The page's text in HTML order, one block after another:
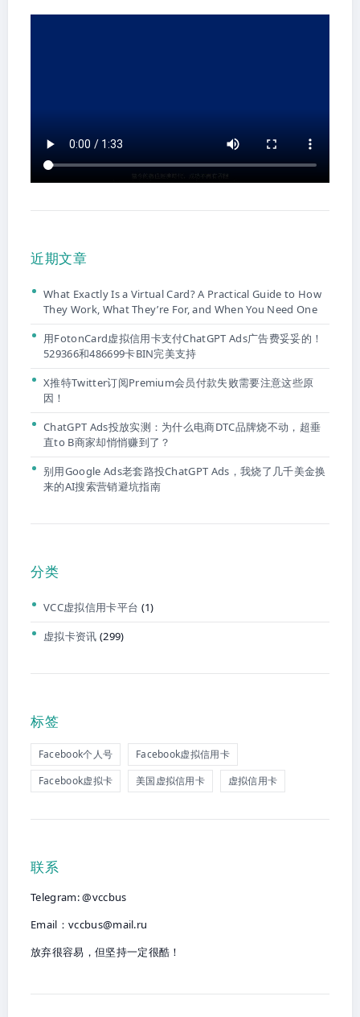
近期文章
What Exactly Is a Virtual Card? A Practical Guide to How
They Work, What They’re For, and When You Need One
用FotonCard虚拟信用卡支付ChatGPT Ads广告费妥妥的！
529366和486699卡BIN完美支持
X推特Twitter订阅Premium会员付款失败需要注意这些原
因！
ChatGPT Ads投放实测：为什么电商DTC品牌烧不动，超垂
直to B商家却悄悄赚到了？
别用Google Ads老套路投ChatGPT Ads，我烧了几千美金换
来的AI搜索营销避坑指南
分类
VCC虚拟信用卡平台 (1)
虚拟卡资讯 (299)
标签
Facebook个人号
Facebook虚拟信用卡
Facebook虚拟卡
美国虚拟信用卡 虚拟信用卡
联系
Telegram: @vccbus
Email： vccbus@mail.ru
放弃很容易，但坚持一定很酷！